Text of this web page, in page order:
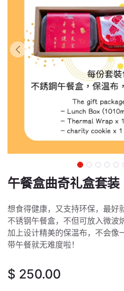
午餐盒曲奇礼盒套装
想食得健康，又支持环保，最好
不锈钢午餐盒，不但可放入微波
加上设计精美的保温布，不会像
带午餐就无难度啦！
$ 250.00